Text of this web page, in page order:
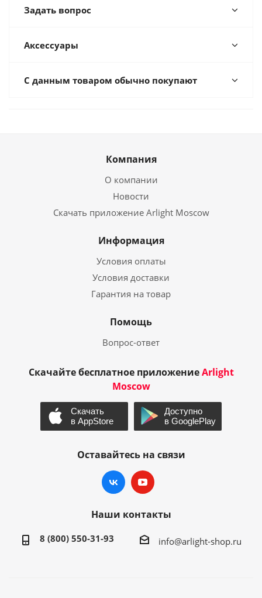
Задать вопрос
Аксессуары
С данным товаром обычно покупают
Компания
О компании
Новости
Скачать приложение Arlight Moscow
Информация
Условия оплаты
Условия доставки
Гарантия на товар
Помощь
Вопрос-ответ
Скачайте бесплатное приложениеArlight
Moscow
Оставайтесь на связи
Наши контакты
8 (800) 550-31-93 info@arlight-shop.ru